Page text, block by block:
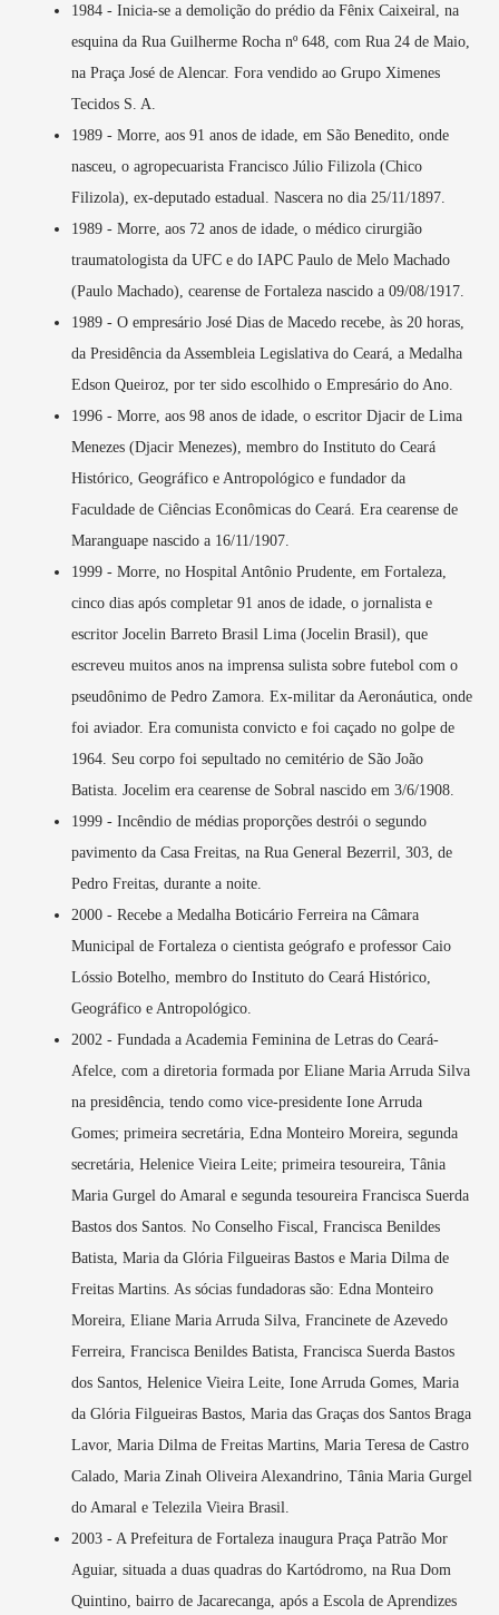
1984 - Inicia-se a demolição do prédio da Fênix Caixeiral, na
esquina da Rua Guilherme Rocha nº 648, com Rua 24 de Maio,
na Praça José de Alencar. Fora vendido ao Grupo Ximenes
Tecidos S. A.
1989 - Morre, aos 91 anos de idade, em São Benedito, onde
nasceu, o agropecuarista Francisco Júlio Filizola (Chico
Filizola), ex-deputado estadual. Nascera no dia 25/11/1897.
1989 - Morre, aos 72 anos de idade, o médico cirurgião
traumatologista da UFC e do IAPC Paulo de Melo Machado
(Paulo Machado), cearense de Fortaleza nascido a 09/08/1917.
1989 - O empresário José Dias de Macedo recebe, às 20 horas,
da Presidência da Assembleia Legislativa do Ceará, a Medalha
Edson Queiroz, por ter sido escolhido o Empresário do Ano.
1996 - Morre, aos 98 anos de idade, o escritor Djacir de Lima
Menezes (Djacir Menezes), membro do Instituto do Ceará
Histórico, Geográfico e Antropológico e fundador da
Faculdade de Ciências Econômicas do Ceará. Era cearense de
Maranguape nascido a 16/11/1907.
1999 - Morre, no Hospital Antônio Prudente, em Fortaleza,
cinco dias após completar 91 anos de idade, o jornalista e
escritor Jocelin Barreto Brasil Lima (Jocelin Brasil), que
escreveu muitos anos na imprensa sulista sobre futebol com o
pseudônimo de Pedro Zamora. Ex-militar da Aeronáutica, onde
foi aviador. Era comunista convicto e foi caçado no golpe de
1964. Seu corpo foi sepultado no cemitério de São João
Batista. Jocelim era cearense de Sobral nascido em 3/6/1908.
1999 - Incêndio de médias proporções destrói o segundo
pavimento da Casa Freitas, na Rua General Bezerril, 303, de
Pedro Freitas, durante a noite.
2000 - Recebe a Medalha Boticário Ferreira na Câmara
Municipal de Fortaleza o cientista geógrafo e professor Caio
Lóssio Botelho, membro do Instituto do Ceará Histórico,
Geográfico e Antropológico.
2002 - Fundada a Academia Feminina de Letras do Ceará-
Afelce, com a diretoria formada por Eliane Maria Arruda Silva
na presidência, tendo como vice-presidente Ione Arruda
Gomes; primeira secretária, Edna Monteiro Moreira, segunda
secretária, Helenice Vieira Leite; primeira tesoureira, Tânia
Maria Gurgel do Amaral e segunda tesoureira Francisca Suerda
Bastos dos Santos. No Conselho Fiscal, Francisca Benildes
Batista, Maria da Glória Filgueiras Bastos e Maria Dilma de
Freitas Martins. As sócias fundadoras são: Edna Monteiro
Moreira, Eliane Maria Arruda Silva, Francinete de Azevedo
Ferreira, Francisca Benildes Batista, Francisca Suerda Bastos
dos Santos, Helenice Vieira Leite, Ione Arruda Gomes, Maria
da Glória Filgueiras Bastos, Maria das Graças dos Santos Braga
Lavor, Maria Dilma de Freitas Martins, Maria Teresa de Castro
Calado, Maria Zinah Oliveira Alexandrino, Tânia Maria Gurgel
do Amaral e Telezila Vieira Brasil.
2003 - A Prefeitura de Fortaleza inaugura Praça Patrão Mor
Aguiar, situada a duas quadras do Kartódromo, na Rua Dom
Quintino, bairro de Jacarecanga, após a Escola de Aprendizes